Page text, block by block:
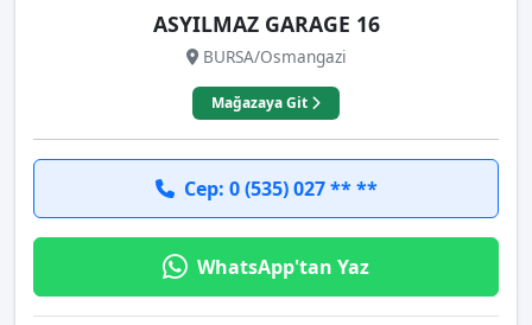
ASYILMAZ GARAGE 16
BURSA/Osmangazi
Mağazaya Git
Cep: 0 (535) 027 ** **
WhatsApp'tan Yaz